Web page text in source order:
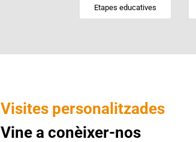
Etapes educatives
Visites personalitzades
Vine a conèixer-nos